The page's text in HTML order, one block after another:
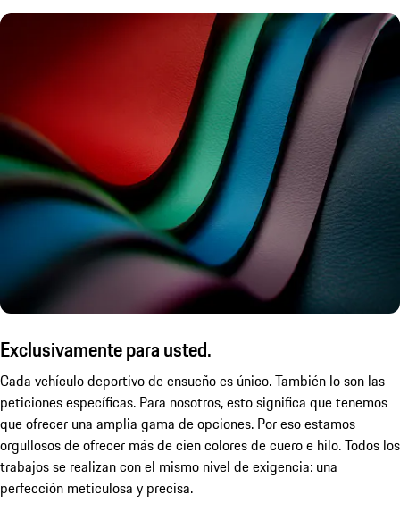
Exclusivamente para usted.
Cada vehículo deportivo de ensueño es único. También lo son las
peticiones específicas. Para nosotros, esto significa que tenemos
que ofrecer una amplia gama de opciones. Por eso estamos
orgullosos de ofrecer más de cien colores de cuero e hilo. Todos los
trabajos se realizan con el mismo nivel de exigencia: una
perfección meticulosa y precisa.